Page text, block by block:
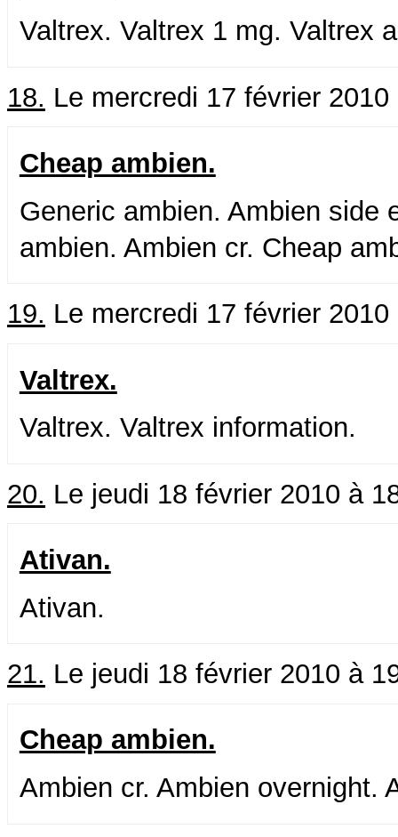
Valtrex. Valtrex 1 mg. Valtrex
18. Le mercredi 17 février
Cheap ambien.
Generic ambien. Ambien side
ambien. Ambien cr. Cheap
19. Le mercredi 17 février
Valtrex.
Valtrex. Valtrex information.
20. Le jeudi 18 février 2010 à
Ativan.
Ativan.
21. Le jeudi 18 février 2010 à
Cheap ambien.
Ambien cr. Ambien overnight.